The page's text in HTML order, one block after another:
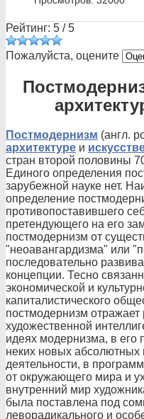
Рейтинг: 5 /5
Пожалуйста, оцените
Постмодернизм (англ.
архитектуре и
стран второй половины
Единого определения
зарубежной науке нет.
определение
противопоставившего
претендующего на его
постмодернизм от
"неоавангардизма" или
последовательно
концепции. Тесно
экономической и
капиталистического
постмодернизм
художественной
идеях модернизма, в его
неких новых абсолютных
деятельности, в
от окружающего мира и
внутренний мир
была поставлена под
леворадикального и